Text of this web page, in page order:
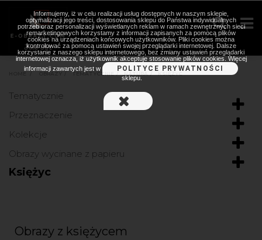
OBRAZY TEMATYCZNIE
Tematycznie
Przeznaczenie
Kolekcje
Obrazy wycinane z papieru
Księżyc
Obrazy z księżycem
Informujemy, iż w celu realizacji usług dostępnych w naszym sklepie,
optymalizacji jego treści, dostosowania sklepu do Państwa indywidualnych
potrzeb oraz personalizacji wyświetlanych reklam w ramach zewnętrznych sieci
remarketingowych korzystamy z informacji zapisanych za pomocą plików
cookies na urządzeniach końcowych użytkowników. Pliki cookies można
kontrolować za pomocą ustawień swojej przeglądarki internetowej. Dalsze
korzystanie z naszego sklepu internetowego, bez zmiany ustawień przeglądarki
internetowej oznacza, iż użytkownik akceptuje stosowanie plików cookies. Więcej
informacji zawartych jest w
POLITYCE PRYWATNOŚCI
sklepu.